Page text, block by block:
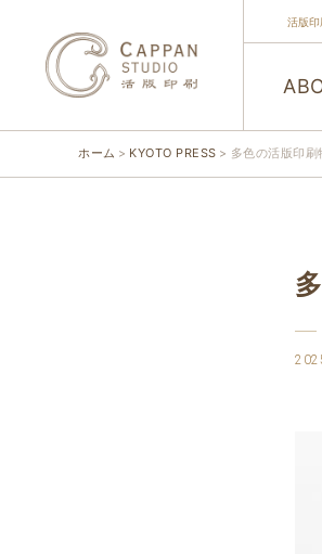
活版印
ホーム KYOTO PRESS 多色の活版印